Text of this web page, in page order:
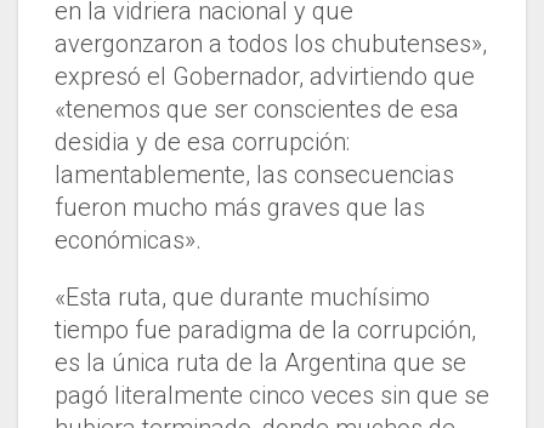
en la vidriera nacional y que
avergonzaron a todos los chubutenses»,
expresó el Gobernador, advirtiendo que
«tenemos que ser conscientes de esa
desidia y de esa corrupción:
lamentablemente, las consecuencias
fueron mucho más graves que las
económicas».
«Esta ruta, que durante muchísimo
tiempo fue paradigma de la corrupción,
es la única ruta de la Argentina que se
pagó literalmente cinco veces sin que se